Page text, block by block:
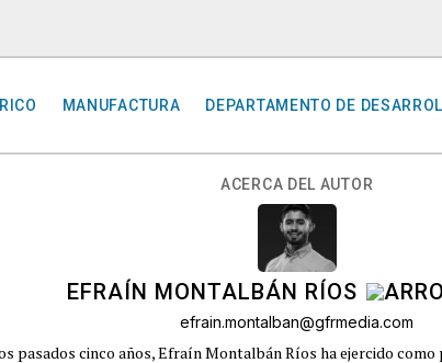
MANUFACTURA
DEPARTAMENTO DE
ACERCA DEL AUTOR
EFRAÍN MONTALBÁN RÍOS
efrain.montalban@gfrmedia.com
pasados cinco años, Efraín Montalbán Ríos ha ejercido